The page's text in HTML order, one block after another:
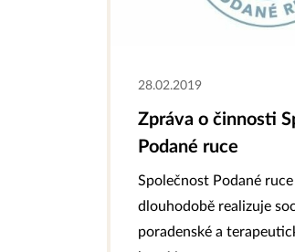
28.02.2019
Zpráva o činnosti
Podané ruce
Společnost Podané
dlouhodobě realizuje
poradenské a